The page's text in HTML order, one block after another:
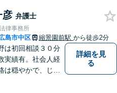
事件（離婚・相続
事件（刑事弁護、
被害者支援等）な
彦 弁護士
律事務所
島市中区 縮景園前駅 から徒歩2分
は初回相談３０分
実績有。社会人経
は穏やかで、じっ
詳細を見
る